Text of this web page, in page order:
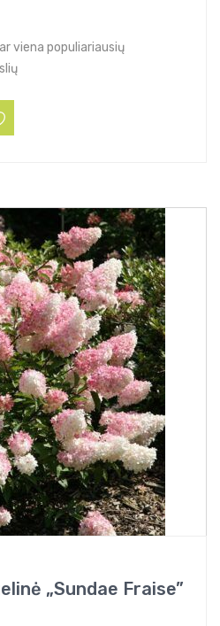
viena populiariausių
„Sundae Fraise”